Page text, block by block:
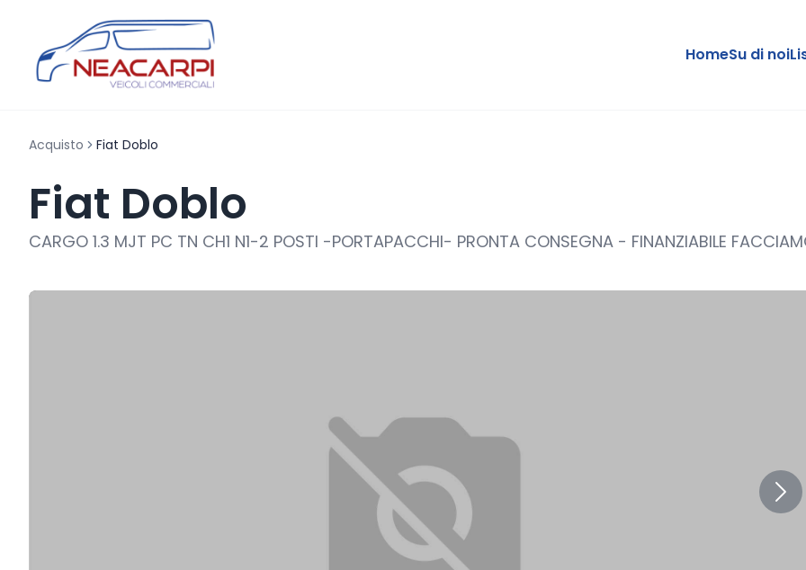
HomeSu di noi
Acquisto Fiat Doblo
Fiat Doblo
CARGO 1.3 MJT PC TN CH1 N1-2 POSTI -PORTAPACCHI- PRONTA CONSEGNA - FINANZIABILE